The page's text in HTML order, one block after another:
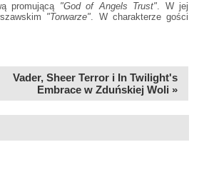
promującą "God of Angels Trust". W jej
"Torwarze". W charakterze gości
Vader, Sheer Terror i In Twilight's
Embrace w Zduńskiej Woli »